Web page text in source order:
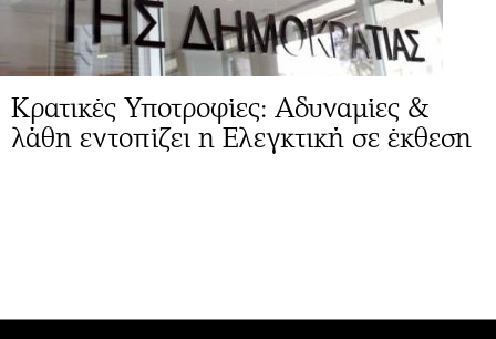
Κρατικές Υποτροφίες: Αδυναμίες &
λάθη εντοπίζει η Ελεγκτική σε έκθεση